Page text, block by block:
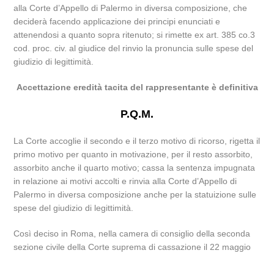
alla Corte d’Appello di Palermo in diversa composizione, che
deciderà facendo applicazione dei principi enunciati e
attenendosi a quanto sopra ritenuto; si rimette ex art. 385 co.3
cod. proc. civ. al giudice del rinvio la pronuncia sulle spese del
giudizio di legittimità.
Accettazione eredità tacita del rappresentante è definitiva
P.Q.M.
La Corte accoglie il secondo e il terzo motivo di ricorso, rigetta il
primo motivo per quanto in motivazione, per il resto assorbito,
assorbito anche il quarto motivo; cassa la sentenza impugnata
in relazione ai motivi accolti e rinvia alla Corte d’Appello di
Palermo in diversa composizione anche per la statuizione sulle
spese del giudizio di legittimità.
Così deciso in Roma, nella camera di consiglio della seconda
sezione civile della Corte suprema di cassazione il 22 maggio